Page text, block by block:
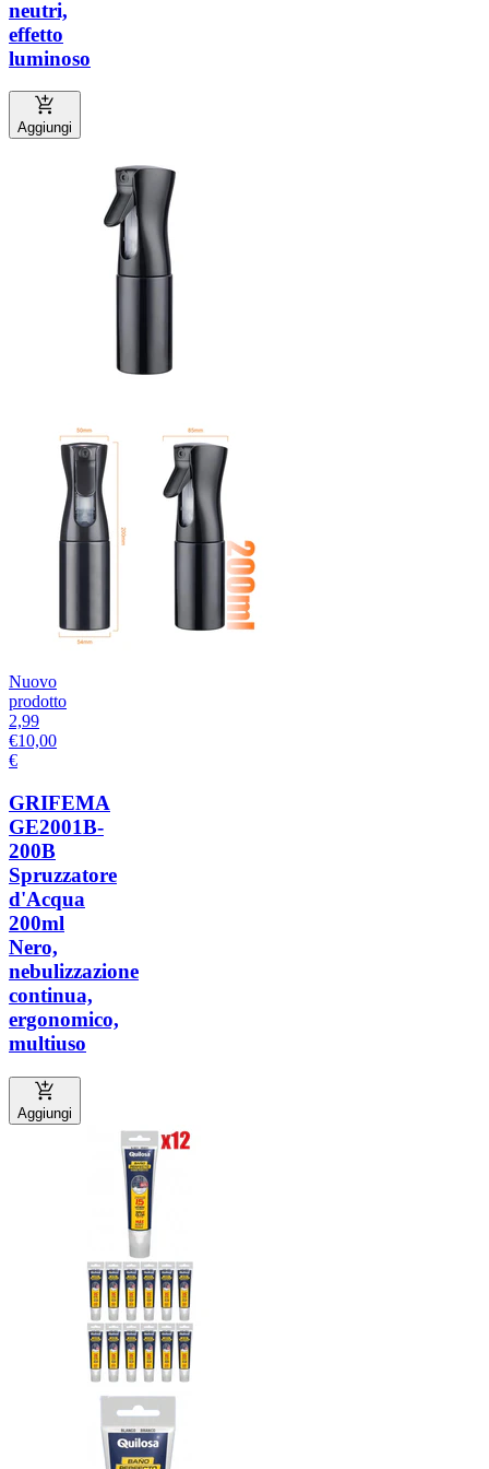
neutri,
effetto
luminoso
Aggiungi
Nuovo
prodotto
2,99
€10,00
€
GRIFEMA
GE2001B-
200B
Spruzzatore
d'Acqua
200ml
Nero,
nebulizzazione
continua,
ergonomico,
multiuso
Aggiungi